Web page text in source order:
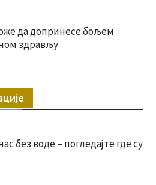
да допринесе бољем
здрављу
без воде – погледајте где су